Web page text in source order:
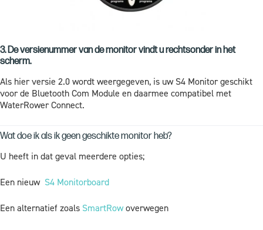
3. De versienummer van de monitor vindt u rechtsonder in het
scherm.
Als hier versie 2.0 wordt weergegeven, is uw S4 Monitor geschikt
voor de Bluetooth Com Module en daarmee compatibel met
WaterRower Connect.
Wat doe ik als ik geen geschikte monitor heb?
U heeft in dat geval meerdere opties;
Een nieuw S4 Monitorboard
Een alternatief zoals SmartRowoverwegen